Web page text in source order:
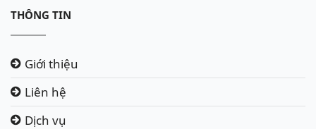
THÔNG TIN
Giới thiệu
Liên hệ
Dịch vụ